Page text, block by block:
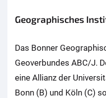
Geographisches
Das Bonner
Geoverbundes ABC/J.
eine Allianz der
Bonn (B) und Köln (C)